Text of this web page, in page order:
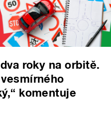
roky na orbitě.
komentuje